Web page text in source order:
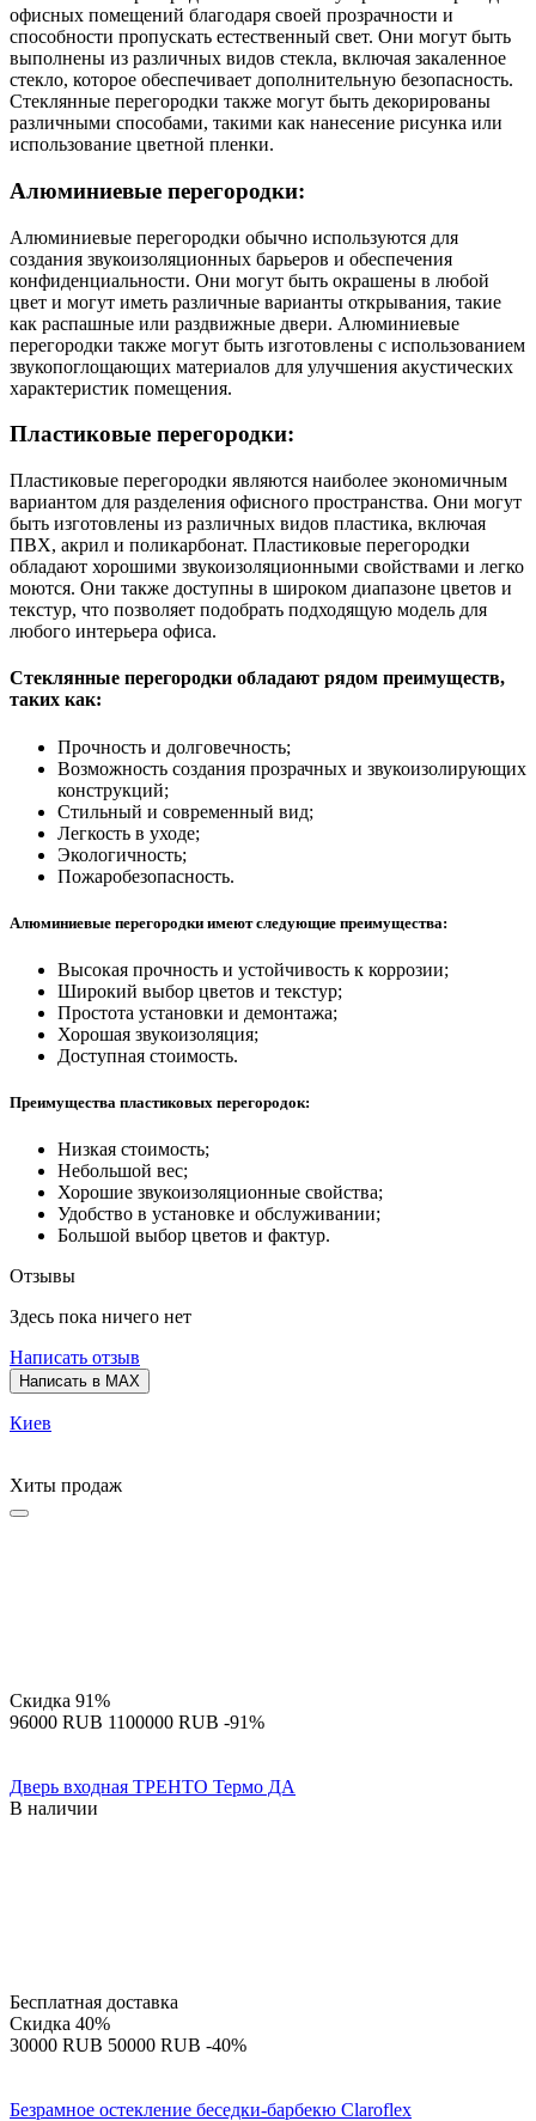
офисных помещений благодаря своей прозрачности и
способности пропускать естественный свет. Они могут быть
выполнены из различных видов стекла, включая закаленное
стекло, которое обеспечивает дополнительную безопасность.
Стеклянные перегородки также могут быть декорированы
различными способами, такими как нанесение рисунка или
использование цветной пленки.
Алюминиевые перегородки:
Алюминиевые перегородки обычно используются для
создания звукоизоляционных барьеров и обеспечения
конфиденциальности. Они могут быть окрашены в любой
цвет и могут иметь различные варианты открывания, такие
как распашные или раздвижные двери. Алюминиевые
перегородки также могут быть изготовлены с использованием
звукопоглощающих материалов для улучшения акустических
характеристик помещения.
Пластиковые перегородки:
Пластиковые перегородки являются наиболее экономичным
вариантом для разделения офисного пространства. Они могут
быть изготовлены из различных видов пластика, включая
ПВХ, акрил и поликарбонат. Пластиковые перегородки
обладают хорошими звукоизоляционными свойствами и легко
моются. Они также доступны в широком диапазоне цветов и
текстур, что позволяет подобрать подходящую модель для
любого интерьера офиса.
Стеклянные перегородки обладают рядом преимуществ,
таких как:
Прочность и долговечность;
Возможность создания прозрачных и звукоизолирующих
конструкций;
Стильный и современный вид;
Легкость в уходе;
Экологичность;
Пожаробезопасность.
Алюминиевые перегородки имеют следующие преимущества:
Высокая прочность и устойчивость к коррозии;
Широкий выбор цветов и текстур;
Простота установки и демонтажа;
Хорошая звукоизоляция;
Доступная стоимость.
Преимущества пластиковых перегородок:
Низкая стоимость;
Небольшой вес;
Хорошие звукоизоляционные свойства;
Удобство в установке и обслуживании;
Большой выбор цветов и фактур.
Отзывы
Здесь пока ничего нет
Написать отзыв
Написать в MAX
Киев
Хиты продаж
Скидка 91%
‍96000‍ RUB ‍1100000‍ RUB -91%
Дверь входная ТРЕНТО Термо ДА
В наличии
Бесплатная доставка
Скидка 40%
‍30000‍ RUB ‍50000‍ RUB -40%
Безрамное остекление беседки-барбекю Claroflex